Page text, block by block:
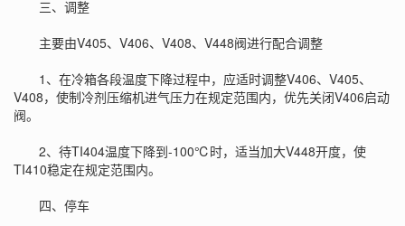
三、调整
主要由V405、V406、V408、V448阀进行配合调整
1、在冷箱各段温度下降过程中，应适时调整V406、V405、
V408，使制冷剂压缩机进气压力在规定范围内，优先关闭V406启动
阀。
2、待TI404温度下降到-100℃时，适当加大V448开度，使
TI410稳定在规定范围内。
四、停车